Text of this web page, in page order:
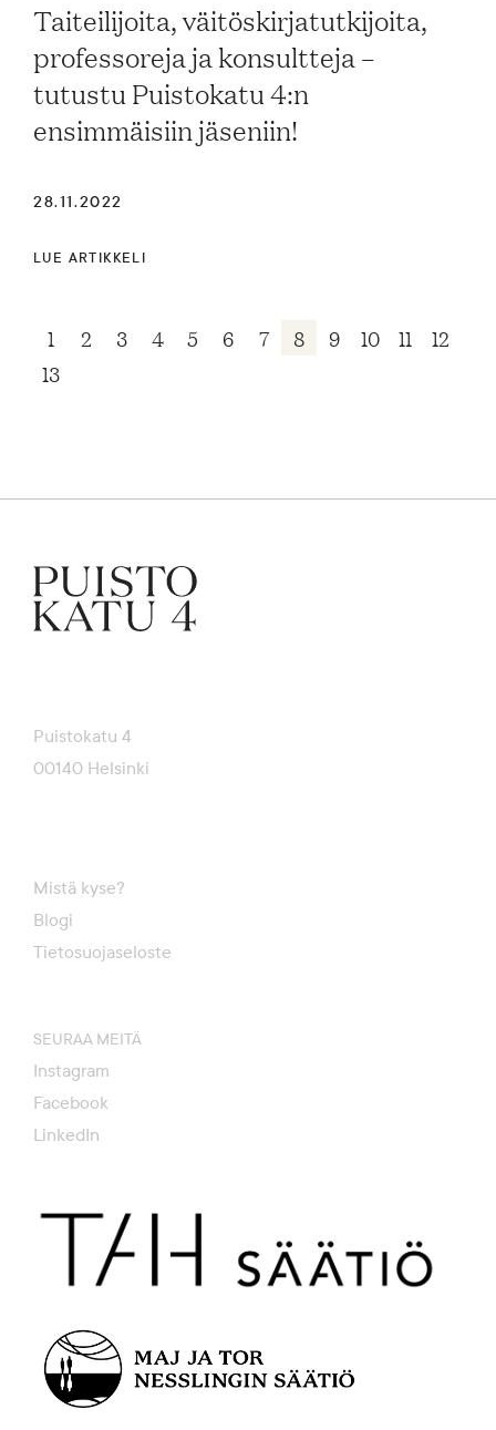
Taiteilijoita, väitöskirjatutkijoita,
professoreja ja konsultteja –
tutustu Puistokatu 4:n
ensimmäisiin jäseniin!
28.11.2022
LUE ARTIKKELI
1 2 3 4 5 6 7 8 9 10 11
12
13
Puistokatu 4
00140 Helsinki
Mistä kyse?
Blogi
Tietosuojaseloste
SEURAA MEITÄ
Instagram
Facebook
LinkedIn